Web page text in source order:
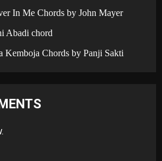
In Me Chords by John Mayer
Abadi chord
Kemboja Chords by Panji Sakti